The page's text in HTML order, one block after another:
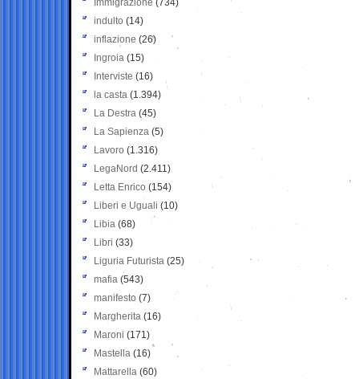
Immigrazione (734)
indulto (14)
inflazione (26)
Ingroia (15)
Interviste (16)
la casta (1.394)
La Destra (45)
La Sapienza (5)
Lavoro (1.316)
LegaNord (2.411)
Letta Enrico (154)
Liberi e Uguali (10)
Libia (68)
Libri (33)
Liguria Futurista (25)
mafia (543)
manifesto (7)
Margherita (16)
Maroni (171)
Mastella (16)
Mattarella (60)